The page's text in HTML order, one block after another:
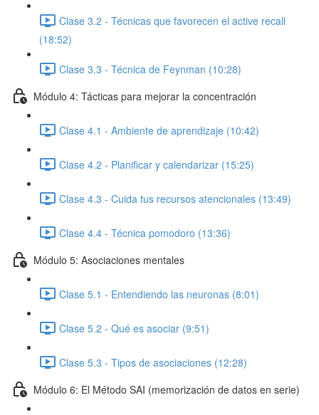
Clase 3.2 - Técnicas que favorecen el active recall
(18:52)
Clase 3.3 - Técnica de Feynman (10:28)
Módulo 4: Tácticas para mejorar la concentración
Clase 4.1 - Ambiente de aprendizaje (10:42)
Clase 4.2 - Planificar y calendarizar (15:25)
Clase 4.3 - Cuida tus recursos atencionales (13:49)
Clase 4.4 - Técnica pomodoro (13:36)
Módulo 5: Asociaciones mentales
Clase 5.1 - Entendiendo las neuronas (8:01)
Clase 5.2 - Qué es asociar (9:51)
Clase 5.3 - Tipos de asociaciones (12:28)
Módulo 6: El Método SAI (memorización de datos en serie)